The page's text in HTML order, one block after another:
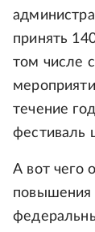
принять
том числе
течение
фестиваль
А вот чего
повышения